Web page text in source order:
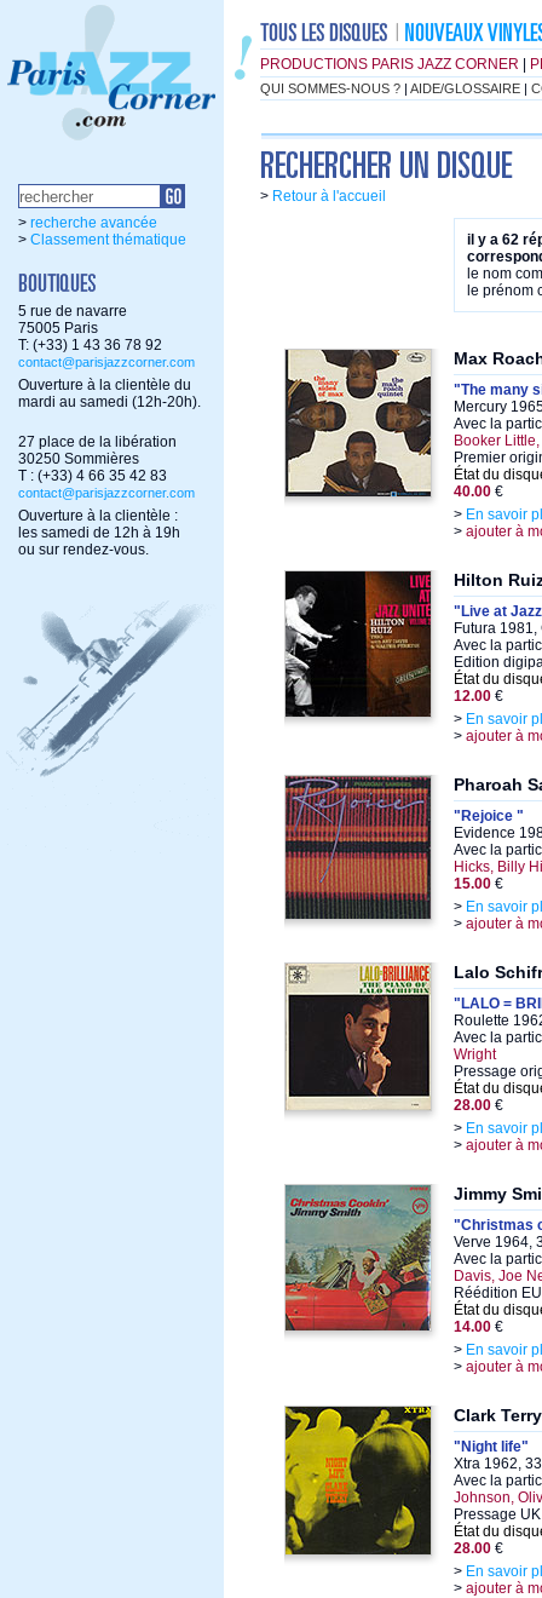
PRODUCTIONS PARIS JAZZ CORNER
QUI SOMMES-NOUS ? | AIDE/GLOSSAIRE |
> recherche avancée
> Classement thématique
5 rue de navarre
75005 Paris
T: (+33) 1 43 36 78 92
contact@parisjazzcorner.com
Ouverture à la clientèle du
mardi au samedi (12h-20h).
27 place de la libération
30250 Sommières
T : (+33) 4 66 35 42 83
contact@parisjazzcorner.com
Ouverture à la clientèle :
les samedi de 12h à 19h
ou sur rendez-vous.
> Retour à l'accueil
il y a 62
le nom
le prénom
Max
"The many
Mercury
Avec la
Booker
Premier
État du
40.00 €
> En savoir
> ajouter à
Hilton
"Live at
Futura
Avec la
Edition
État du
12.00 €
> En savoir
> ajouter à
Pharoah
"Rejoice "
Evidence
Avec la
Hicks, Billy
15.00 €
> En savoir
> ajouter à
Lalo
"LALO =
Roulette
Avec la
Wright
Pressage
État du
28.00 €
> En savoir
> ajouter à
Jimmy
"Christmas
Verve 1964,
Avec la
Davis, Joe
Réédition
État du
14.00 €
> En savoir
> ajouter à
Clark Terry
"Night life"
Xtra 1962,
Avec la
Johnson,
Pressage
État du
28.00 €
> En savoir
> ajouter à